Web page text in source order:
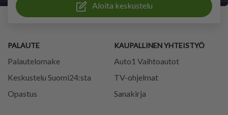
Aloita keskustelu
PALAUTE
Palautelomake
Keskustelu Suomi24:sta
Opastus
KAUPALLINEN YHTEISTYÖ
Auto1 Vaihtoautot
TV-ohjelmat
Sanakirja